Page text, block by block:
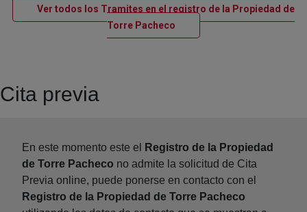
Ver todos los Tramites en el registro de la Propiedad de
Torre Pacheco Ventana nueva
Cita previa
En este momento este el
Registro de la Propiedad
de Torre Pacheco no admite la solicitud de Cita
Previa online, puede ponerse en contacto con el
Registro de la Propiedad de Torre Pacheco